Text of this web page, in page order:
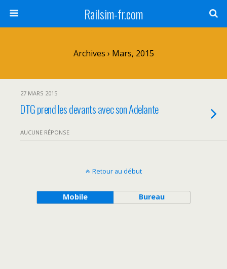
Railsim-fr.com
Archives › Mars, 2015
27 MARS 2015
DTG prend les devants avec son Adelante
AUCUNE RÉPONSE
Retour au début
Mobile Bureau